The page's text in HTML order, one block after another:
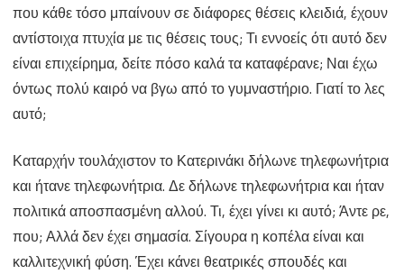
που κάθε τόσο μπαίνουν σε διάφορες θέσεις κλειδιά, έχουν
αντίστοιχα πτυχία με τις θέσεις τους; Τι εννοείς ότι αυτό δεν
είναι επιχείρημα, δείτε πόσο καλά τα καταφέρανε; Ναι έχω
όντως πολύ καιρό να βγω από το γυμναστήριο. Γιατί το λες
αυτό;
Καταρχήν τουλάχιστον το Κατερινάκι δήλωνε τηλεφωνήτρια
και ήτανε τηλεφωνήτρια. Δε δήλωνε τηλεφωνήτρια και ήταν
πολιτικά αποσπασμένη αλλού. Τι, έχει γίνει κι αυτό; Άντε ρε,
που; Αλλά δεν έχει σημασία. Σίγουρα η κοπέλα είναι και
καλλιτεχνική φύση. Έχει κάνει θεατρικές σπουδές και